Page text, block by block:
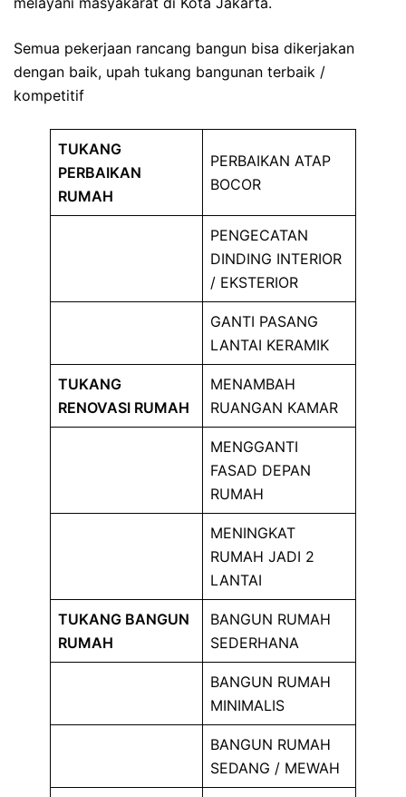
Semua pekerjaan rancang bangun bisa dikerjakan
dengan baik, upah tukang bangunan terbaik /
kompetitif
TUKANG
PERBAIKAN
RUMAH
PERBAIKAN ATAP
BOCOR
PENGECATAN
DINDING INTERIOR
/ EKSTERIOR
GANTI PASANG
LANTAI KERAMIK
TUKANG
RENOVASI RUMAH
MENAMBAH
RUANGAN KAMAR
MENGGANTI
FASAD DEPAN
RUMAH
MENINGKAT
RUMAH JADI 2
LANTAI
TUKANG BANGUN
RUMAH
BANGUN RUMAH
SEDERHANA
BANGUN RUMAH
MINIMALIS
BANGUN RUMAH
SEDANG / MEWAH